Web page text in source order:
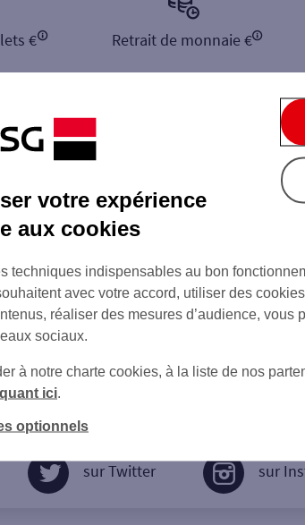
€ Retrait de monnaie €
sur Twitter sur
votre expérience
aux cookies
techniques indispensables au bon
avec votre accord, utiliser des
réaliser des mesures d’audience, vous
sociaux.
à notre charte cookies, à la liste de nos
ici
optionnels